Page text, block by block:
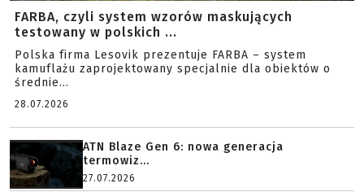
FARBA, czyli system wzorów maskujących
testowany w polskich ...
Polska firma Lesovik prezentuje FARBA – system
kamuflażu zaprojektowany specjalnie dla obiektów o
średnie...
28.07.2026
ATN Blaze Gen 6: nowa generacja
termowiz...
27.07.2026